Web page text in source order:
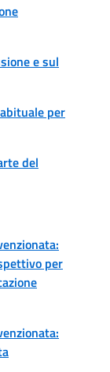
e sul
per
del
per